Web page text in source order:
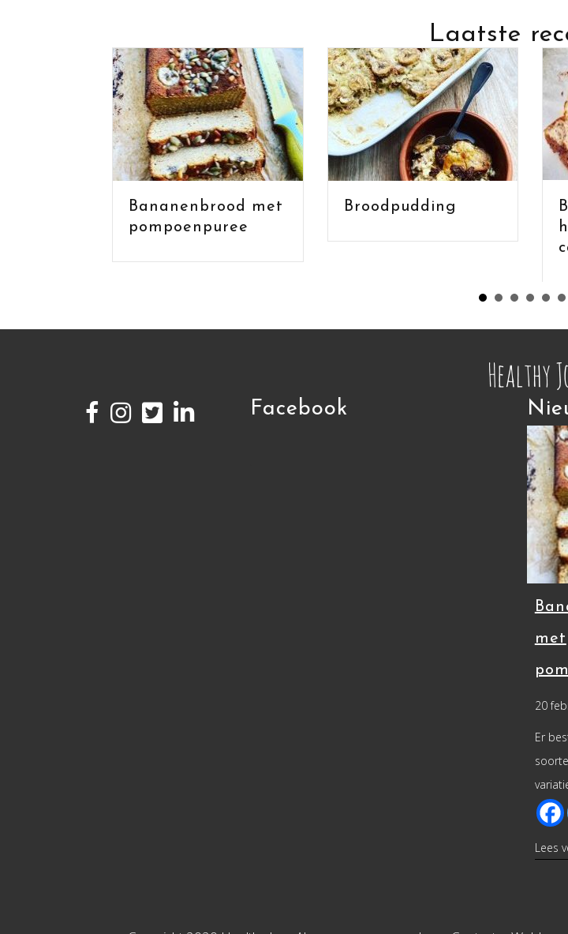
Laatste
Bananenbrood met
pompoenpuree
Broodpudding
Facebook
met
20
Er
Lees